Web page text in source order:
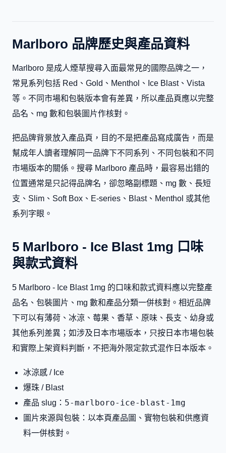
Marlboro 品牌歷史與產品資料
Marlboro 是成人煙草搜尋入面最常見的國際品牌之一，
常見系列包括 Red、Gold、Menthol、Ice Blast、Vista
等。不同市場和包裝版本會有差異，所以產品頁應以完整
品名、mg 數和包裝圖片作核對。
把品牌背景放入產品頁，目的不是把產品寫成廣告，而是
幫成年人讀者理解同一品牌下不同系列、不同包裝和不同
市場版本的關係。搜尋 Marlboro 產品時，最容易出錯的
位置通常是只記得品牌名，卻忽略副標題、mg 數、長短
支、Slim、Soft Box、E-series、Blast、Menthol 或其他
系列字眼。
5 Marlboro - Ice Blast 1mg 口味
與款式資料
5 Marlboro - Ice Blast 1mg 的口味和款式資料應以完整產
品名、包裝圖片、mg 數和產品分類一併核對。相近品牌
下可以有薄荷、冰涼、莓果、香草、原味、長支、幼身或
其他系列差異；如涉及日本市場版本，只按日本市場包裝
和實際上架資料判斷，不把海外限定款式混作日本版本。
冰涼感 / Ice
爆珠 / Blast
產品 slug： 5-marlboro-ice-blast-1mg
圖片來源與包裝：以本頁產品圖、實物包裝和供應資
料一併核對。